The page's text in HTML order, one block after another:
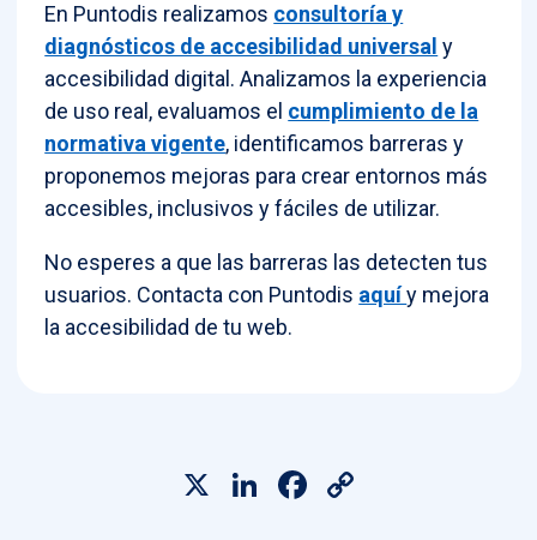
X LinkedInFacebook
En Puntodis realizamos consultoría y
diagnósticos de accesibilidad universal y
accesibilidad digital. Analizamos la experiencia
de uso real, evaluamos el cumplimiento de la
normativa vigente, identificamos barreras y
proponemos mejoras para crear entornos más
accesibles, inclusivos y fáciles de utilizar.
No esperes a que las barreras las detecten tus
usuarios. Contacta con Puntodis aquíy mejora
la accesibilidad de tu web.